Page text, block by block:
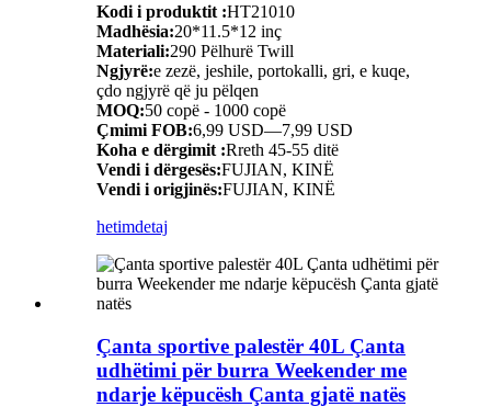
Kodi i produktit :HT21010
Madhësia:20*11.5*12 inç
Materiali:290 Pëlhurë Twill
Ngjyrë:e zezë, jeshile, portokalli, gri, e kuqe,
çdo ngjyrë që ju pëlqen
MOQ:50 copë - 1000 copë
Çmimi FOB:6,99 USD—7,99 USD
Koha e dërgimit :Rreth 45-55 ditë
Vendi i dërgesës:FUJIAN, KINË
Vendi i origjinës:FUJIAN, KINË
hetimdetaj
Çanta sportive palestër 40L Çanta
udhëtimi për burra Weekender me
ndarje këpucësh Çanta gjatë natës